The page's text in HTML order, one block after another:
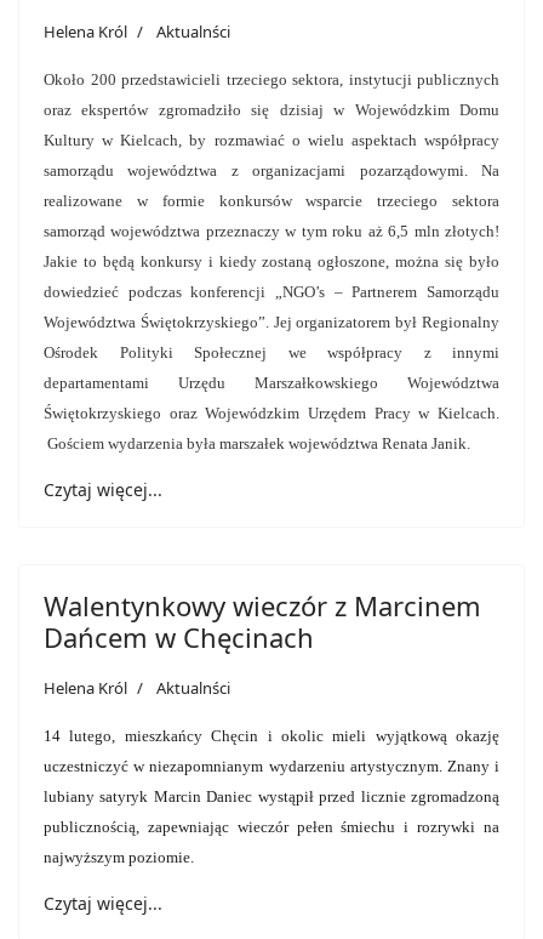
Helena Król Aktualnści
Około 200 przedstawicieli trzeciego sektora, instytucji publicznych
oraz ekspertów zgromadziło się dzisiaj w Wojewódzkim Domu
Kultury w Kielcach, by rozmawiać o wielu aspektach współpracy
samorządu województwa z organizacjami pozarządowymi. Na
realizowane w formie konkursów wsparcie trzeciego sektora
samorząd województwa przeznaczy w tym roku aż 6,5 mln złotych!
Jakie to będą konkursy i kiedy zostaną ogłoszone, można się było
dowiedzieć podczas konferencji „NGO’s – Partnerem Samorządu
Województwa Świętokrzyskiego”. Jej organizatorem był Regionalny
Ośrodek Polityki Społecznej we współpracy z innymi
departamentami Urzędu Marszałkowskiego Województwa
Świętokrzyskiego oraz Wojewódzkim Urzędem Pracy w Kielcach.
Gościem wydarzenia była marszałek województwa Renata Janik.
Czytaj więcej...
Walentynkowy wieczór z Marcinem
Dańcem w Chęcinach
Helena Król Aktualnści
14 lutego, mieszkańcy Chęcin i okolic mieli wyjątkową okazję
uczestniczyć w niezapomnianym wydarzeniu artystycznym. Znany i
lubiany satyryk Marcin Daniec wystąpił przed licznie zgromadzoną
publicznością, zapewniając wieczór pełen śmiechu i rozrywki na
najwyższym poziomie.
Czytaj więcej...